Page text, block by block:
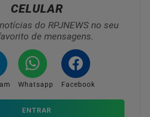
CELULAR
do RPJNEWS no seu
de mensagens.
Whatsapp Facebook
ENTRAR